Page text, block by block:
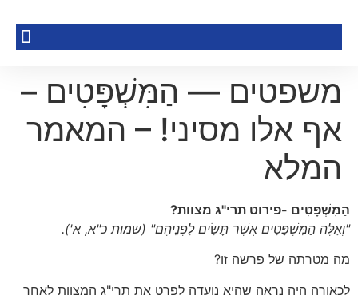
משפטים — הַמִּשְׁפָּטִים –
אף אלו מסיני! – המאמר
המלא
הַמִּשְׁפָּטִים -פירוט תרי"ג מצוות?
"וְאֵלֶּה הַמִּשְׁפָּטִים אֲשֶׁר תָּשִׂים לִפְנֵיהֶם" (שמות כ"א, א').
מה מטרתה של פרשה זו?
לכאורה היה נראה שהיא נועדה לפרט את תרי"ג המצוות לאחר